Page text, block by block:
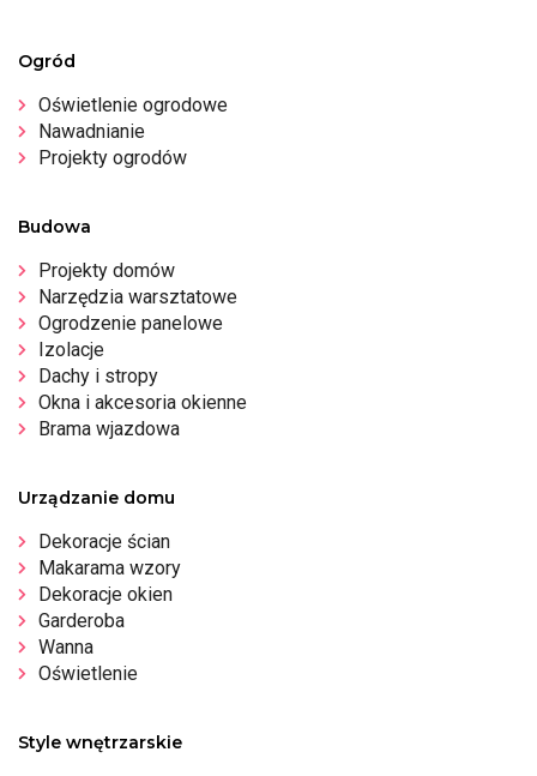
Ogród
Oświetlenie ogrodowe
Nawadnianie
Projekty ogrodów
Budowa
Projekty domów
Narzędzia warsztatowe
Ogrodzenie panelowe
Izolacje
Dachy i stropy
Okna i akcesoria okienne
Brama wjazdowa
Urządzanie domu
Dekoracje ścian
Makarama wzory
Dekoracje okien
Garderoba
Wanna
Oświetlenie
Style wnętrzarskie